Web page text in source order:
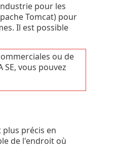
pour les
Tomcat) pour
Il est possible
ou de
vous pouvez
précis en
de l'endroit où